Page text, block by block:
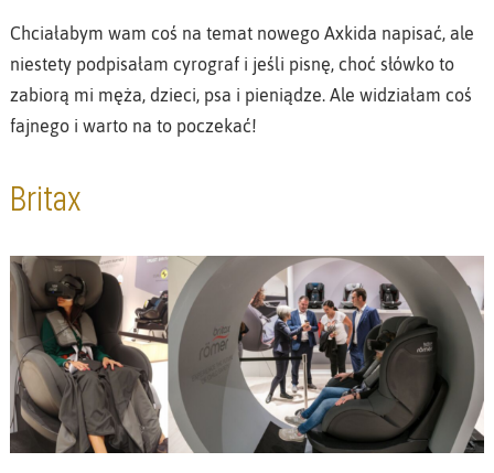
Chciałabym wam coś na temat nowego Axkida napisać, ale
niestety podpisałam cyrograf i jeśli pisnę, choć słówko to
zabiorą mi męża, dzieci, psa i pieniądze. Ale widziałam coś
fajnego i warto na to poczekać!
Britax